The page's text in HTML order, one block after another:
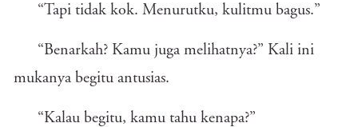
“Tapi tidak kok. Menurutku, kulitmu bagus.”
“Benarkah? Kamu juga melihatnya?” Kali ini
mukanya begitu antusias.
“Kalau begitu, kamu tahu kenapa?”